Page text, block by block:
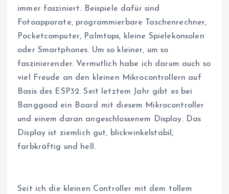
immer fasziniert. Beispiele dafür sind
Fotoapparate, programmierbare Taschenrechner,
Pocketcomputer, Palmtops, kleine Spielekonsolen
oder Smartphones. Um so kleiner, um so
faszinierender. Vermutlich habe ich darum auch so
viel Freude an den kleinen Mikrocontrollern auf
Basis des ESP32. Seit letztem Jahr gibt es bei
Banggood ein Board mit diesem Mikrocontroller
und einem daran angeschlossenem Display. Das
Display ist ziemlich gut, blickwinkelstabil,
farbkräftig und hell.
Seit ich die kleinen Controller mit dem tollem